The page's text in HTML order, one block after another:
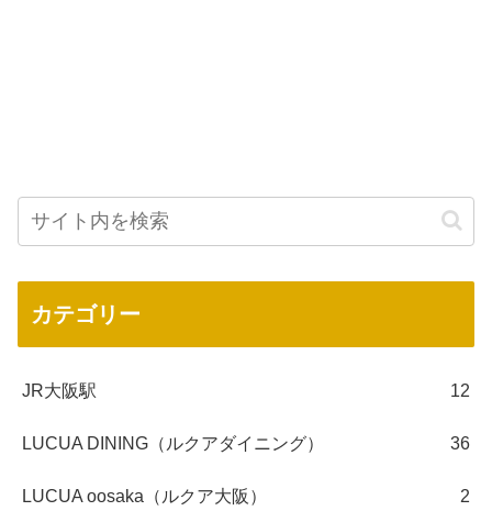
カテゴリー
JR大阪駅 12
LUCUA DINING（ルクアダイニング） 36
LUCUA oosaka（ルクア大阪） 2